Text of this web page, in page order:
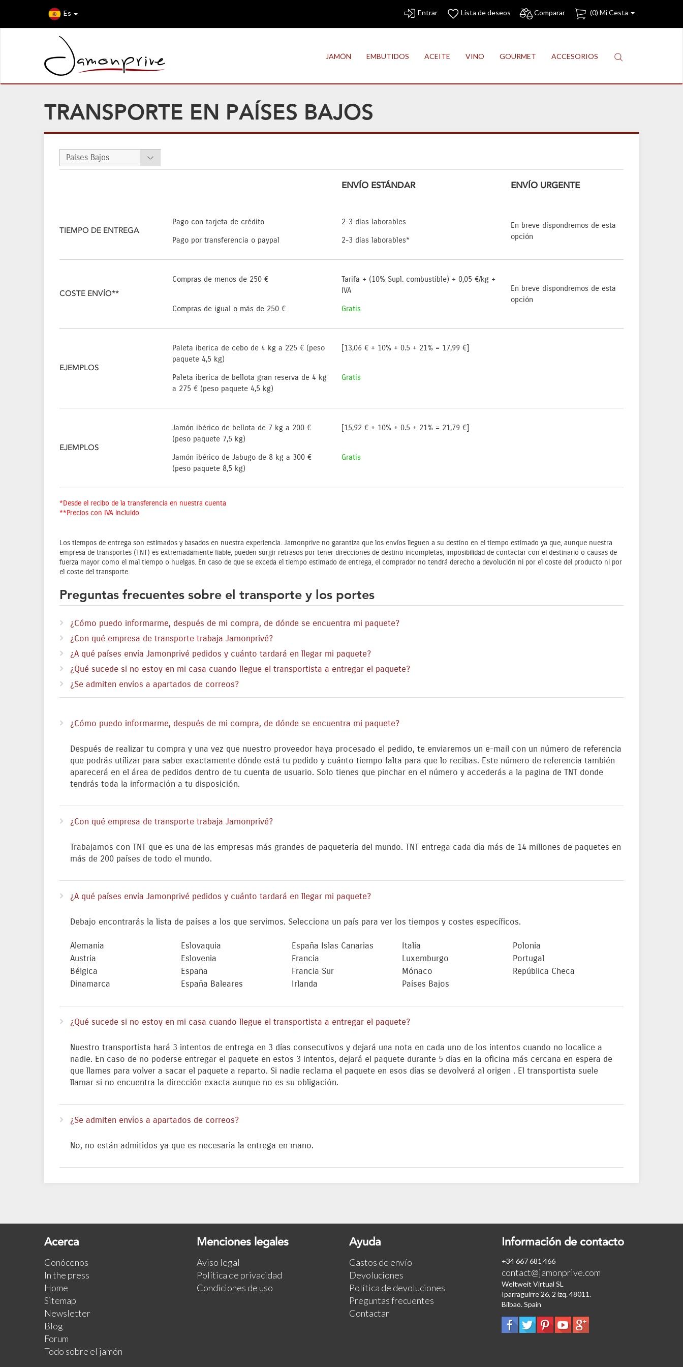
Es Entrar Lista de deseos Comparar (0) Mi Cesta
JAMÓN EMBUTIDOS ACEITE VINO GOURMET ACCESORIOS
TRANSPORTE EN PAÍSES BAJOS
Países Bajos
ENVÍO ESTÁNDAR ENVÍO URGENTE
TIEMPO DE ENTREGA
Pago con tarjeta de crédito
2-3 días laborables
Pago por transferencia o paypal
2-3 días laborables*
En breve dispondremos de esta
opción
COSTE ENVÍO**
Compras de menos de 250 €
Tarifa + (10% Supl. combustible) + 0,05 €/kg +
IVA
Compras de igual o más de 250 €
Gratis
En breve dispondremos de esta
opción
EJEMPLOS
Paleta iberica de cebo de 4 kg a 225 € (peso
paquete 4,5 kg)
[13,06 € + 10% + 0.5 + 21% = 17,99 €]
Paleta iberica de bellota gran reserva de 4 kg
a 275 € (peso paquete 4,5 kg)
Gratis
EJEMPLOS
Jamón ibérico de bellota de 7 kg a 200 €
(peso paquete 7,5 kg)
[15,92 € + 10% + 0.5 + 21% = 21,79 €]
Jamón ibérico de Jabugo de 8 kg a 300 €
(peso paquete 8,5 kg)
Gratis
*Desde el recibo de la transferencia en nuestra cuenta
**Precios con IVA incluido
Los tiempos de entrega son estimados y basados en nuestra experiencia. Jamonprive no garantiza que los envíos lleguen a su destino en el tiempo estimado ya que, aunque nuestra
empresa de transportes (TNT) es extremadamente fiable, pueden surgir retrasos por tener direcciones de destino incompletas, imposibilidad de contactar con el destinario o causas de
fuerza mayor como el mal tiempo o huelgas. En caso de que se exceda el tiempo estimado de entrega, el comprador no tendrá derecho a devolución ni por el coste del producto ni por
el coste del transporte.
Preguntas frecuentes sobre el transporte y los portes
¿Cómo puedo informarme, después de mi compra, de dónde se encuentra mi paquete?
¿Con qué empresa de transporte trabaja Jamonprivé?
¿A qué países envía Jamonprivé pedidos y cuánto tardará en llegar mi paquete?
¿Qué sucede si no estoy en mi casa cuando llegue el transportista a entregar el paquete?
¿Se admiten envíos a apartados de correos?
¿Cómo puedo informarme, después de mi compra, de dónde se encuentra mi paquete?
Después de realizar tu compra y una vez que nuestro proveedor haya procesado el pedido, te enviaremos un e-mail con un número de referencia
que podrás utilizar para saber exactamente dónde está tu pedido y cuánto tiempo falta para que lo recibas. Este número de referencia también
aparecerá en el área de pedidos dentro de tu cuenta de usuario. Solo tienes que pinchar en el número y accederás a la pagina de TNT donde
tendrás toda la información a tu disposición.
¿Con qué empresa de transporte trabaja Jamonprivé?
Trabajamos con TNT que es una de las empresas más grandes de paquetería del mundo. TNT entrega cada día más de 14 millones de paquetes en
más de 200 países de todo el mundo.
¿A qué países envía Jamonprivé pedidos y cuánto tardará en llegar mi paquete?
Debajo encontrarás la lista de países a los que servimos. Selecciona un país para ver los tiempos y costes específicos.
Alemania
Austria
Bélgica
Dinamarca
Eslovaquia
Eslovenia
España
España Baleares
España Islas Canarias
Francia
Francia Sur
Irlanda
Italia
Luxemburgo
Mónaco
Países Bajos
Polonia
Portugal
República Checa
¿Qué sucede si no estoy en mi casa cuando llegue el transportista a entregar el paquete?
Nuestro transportista hará 3 intentos de entrega en 3 días consecutivos y dejará una nota en cada uno de los intentos cuando no localice a
nadie. En caso de no poderse entregar el paquete en estos 3 intentos, dejará el paquete durante 5 días en la oficina más cercana en espera de
que llames para volver a sacar el paquete a reparto. Si nadie reclama el paquete en esos días se devolverá al origen . El transportista suele
llamar si no encuentra la dirección exacta aunque no es su obligación.
¿Se admiten envíos a apartados de correos?
No, no están admitidos ya que es necesaria la entrega en mano.
Acerca
Conócenos
In the press
Home
Sitemap
Newsletter
Blog
Forum
Todo sobre el jamón
Menciones legales
Aviso legal
Política de privacidad
Condiciones de uso
Ayuda
Gastos de envío
Devoluciones
Política de devoluciones
Preguntas frecuentes
Contactar
Información de contacto
+34 667 681 466
contact@jamonprive.com
Weltweit Virtual SL
Iparraguirre 26, 2 izq. 48011.
Bilbao. Spain